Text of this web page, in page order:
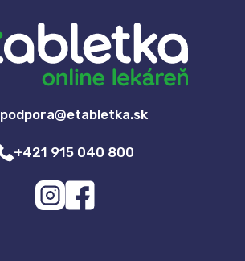
podpora@etabletka.sk
+421 915 040 800